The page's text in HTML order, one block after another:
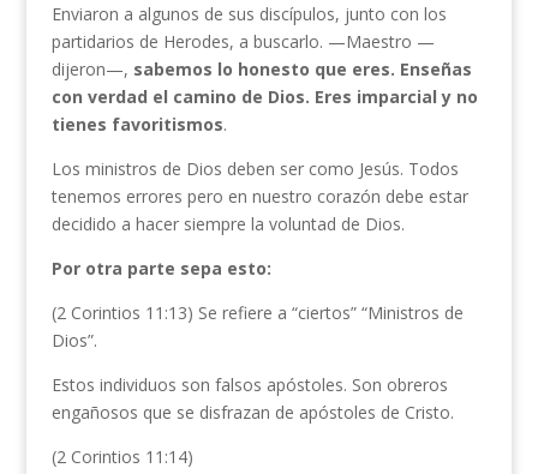
Enviaron a algunos de sus discípulos, junto con los
partidarios de Herodes, a buscarlo. —Maestro —
dijeron—, sabemos lo honesto que eres. Enseñas
con verdad el camino de Dios. Eres imparcial y no
tienes favoritismos.
Los ministros de Dios deben ser como Jesús. Todos
tenemos errores pero en nuestro corazón debe estar
decidido a hacer siempre la voluntad de Dios.
Por otra parte sepa esto:
(2 Corintios 11:13) Se refiere a “ciertos” “Ministros de
Dios”.
Estos individuos son falsos apóstoles. Son obreros
engañosos que se disfrazan de apóstoles de Cristo.
(2 Corintios 11:14)